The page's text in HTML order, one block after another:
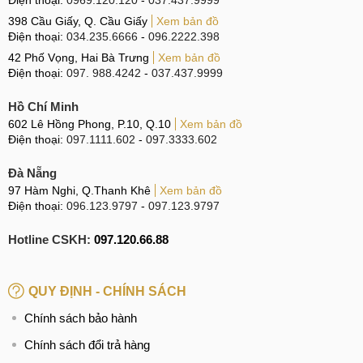
lượng
Nguyên nhân và dấu hiệu
trạng khá phổ biến hiện nay, khiến người dùng cảm thấy
khó chịu khi không thể sử dụng được thiết bị của mình trong
dùng cần biết được những biểu hiện và nguyên nhân dẫn
đến sự cổ này là do đâu để mang máy đến các cơ sở sửa
nguồn kịp thời.
Dấu hiệu cần sửa nguồn Samsung Galaxy A20
điều khiển mọi hoạt động của máy, nên khi bị tê liệt bạn sẽ
không thể tiếp tục sử dụng được nữa. Người dùng có thể dễ
nhận biết Samsung Galaxy A20 bị lỗi nguồn thông qua
398 Cầu Giấy, Q. Cầu Giấy
Xem bản đồ
Điện thoại: 034.235.6666 - 096.2222.398
42 Phố Vọng, Hai Bà Trưng
Xem bản đồ
Điện thoại: 097. 988.4242 - 037.437.9999
Hồ Chí Minh
602 Lê Hồng Phong, P.10, Q.10
Xem bản đồ
Điện thoại: 097.1111.602 - 097.3333.602
Đà Nẵng
97 Hàm Nghi, Q.Thanh Khê
Xem bản đồ
Điện thoại: 096.123.9797 - 097.123.9797
Hotline CSKH: 097.120.66.88
QUY ĐỊNH - CHÍNH SÁCH
Chính sách bảo hành
Chính sách đổi trả hàng